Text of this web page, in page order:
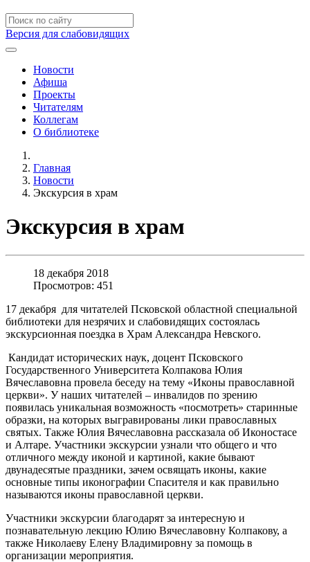
Версия для слабовидящих
Новости
Афиша
Проекты
Читателям
Коллегам
О библиотеке
Главная
Новости
Экскурсия в храм
Экскурсия в храм
18 декабря 2018
Просмотров: 451
17 декабря для читателей Псковской областной специальной
библиотеки для незрячих и слабовидящих состоялась
экскурсионная поездка в Храм Александра Невского.
Кандидат исторических наук, доцент Псковского
Государственного Университета Колпакова Юлия
Вячеславовна провела беседу на тему «Иконы православной
церкви». У наших читателей – инвалидов по зрению
появилась уникальная возможность «посмотреть» старинные
образки, на которых выгравированы лики православных
святых. Также Юлия Вячеславовна рассказала об Иконостасе
и Алтаре. Участники экскурсии узнали что общего и что
отличного между иконой и картиной, какие бывают
двунадесятые праздники, зачем освящать иконы, какие
основные типы иконографии Спасителя и как правильно
называются иконы православной церкви.
Участники экскурсии благодарят за интересную и
познавательную лекцию Юлию Вячеславовну Колпакову, а
также Николаеву Елену Владимировну за помощь в
организации мероприятия.